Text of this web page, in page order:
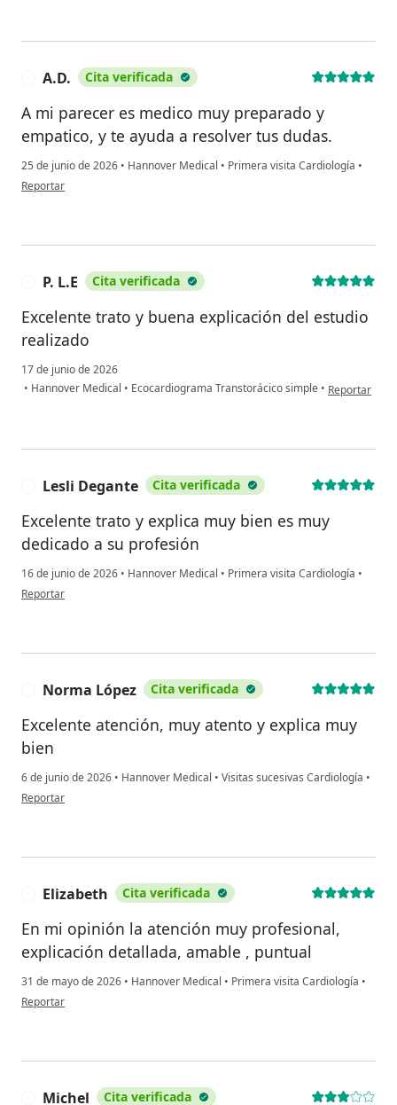
A.D. Cita verificada
A mi parecer es medico muy preparado y
empatico, y te ayuda a resolver tus dudas.
25 de junio de 2026 • Hannover Medical • Primera visita Cardiología •
en opinión del usuario A.D.
Reportar
P. L.E Cita verificada
Excelente trato y buena explicación del estudio
realizado
17 de junio de 2026
• Hannover Medical • Ecocardiograma Transtorácico simple • en opinión
Reportar
Lesli Degante Cita verificada
Excelente trato y explica muy bien es muy
dedicado a su profesión
16 de junio de 2026 • Hannover Medical • Primera visita Cardiología •
en opinión del usuario Lesli Degante
Reportar
Norma López Cita verificada
Excelente atención, muy atento y explica muy
bien
6 de junio de 2026 • Hannover Medical • Visitas sucesivas Cardiología •
en opinión del usuario Norma López
Reportar
Elizabeth Cita verificada
En mi opinión la atención muy profesional,
explicación detallada, amable , puntual
31 de mayo de 2026 • Hannover Medical • Primera visita Cardiología •
en opinión del usuario Elizabeth
Reportar
Michel Cita verificada